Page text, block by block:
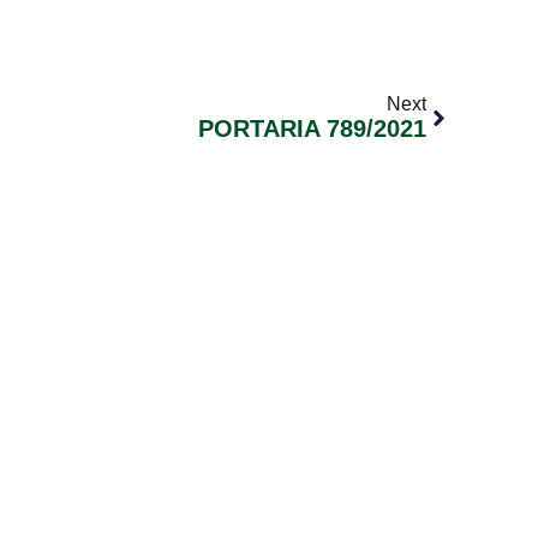
Next
PORTARIA 789/2021